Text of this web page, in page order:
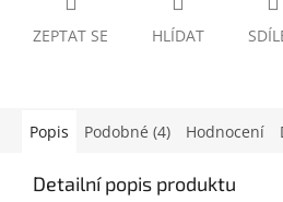
ZEPTAT SE HLÍDAT
Popis Podobné (4) Hodnocení
Detailní popis produktu